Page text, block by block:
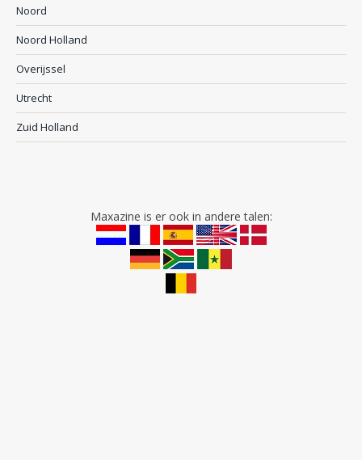
Noord
Noord Holland
Overijssel
Utrecht
Zuid Holland
Maxazine is er ook in andere talen: